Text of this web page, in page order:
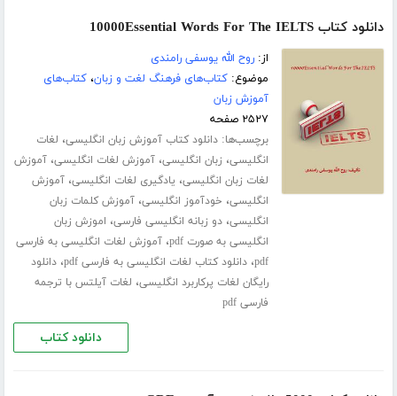
دانلود کتاب 10000Essential Words For The IELTS
از:روح الله یوسفی رامندی
موضوع:کتاب‌های فرهنگ لغت و زبان،کتاب‌های
آموزش زبان
۲۵۲۷ صفحه
برچسب‌ها:دانلود کتاب آموزش زبان انگلیسی، لغات
انگلیسی، زبان انگلیسی،آموزش لغات انگلیسی،آموزش
لغات زبان انگلیسی، یادگیری لغات انگلیسی،آموزش
انگلیسی، خودآموز انگلیسی،آموزش کلمات زبان
انگلیسی،دو زبانه انگلیسی فارسی، اموزش زبان
انگلیسی به صورت pdf
،آموزش لغات انگلیسی به فارسی
pdf،دانلود کتاب لغات انگلیسی به فارسی pdf ،دانلود
رایگان لغات پرکاربرد انگلیسی، لغات آیلتس با ترجمه
فارسی pdf
دانلود کتاب